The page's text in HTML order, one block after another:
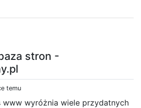
stron -
temu
www wyróżnia wiele przydatnych